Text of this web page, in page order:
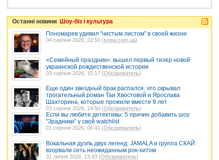
Останні новини Шоу-біз і культура
Пономарев удивил "чистым листом" в своей жизни
04 серпня 2026, 22:50 (ivona.com.ua)
«Семейный праздник»: вышел первый тизер новой
украинской рождественской истории
03 серпня 2026, 15:17 (Обозреватель)
Еще один звездный брак распался: что скрывал
трогательный роман Таи Хвостовой и Ярослава
Шахторина, которые прожили вместе 9 лет
03 серпня 2026, 14:50 (Обозреватель)
Если вы любите детективы: 5 причин добавить шоу
"Зрадники" у свой watchlist
01 серпня 2026, 06:41 (Обозреватель)
Вокальная дуэль двух легенд: JAMALA и группа СКАЙ
взорвали сеть неожиданным рок-хитом
31 липня 2026, 13:43 (Обозреватель)